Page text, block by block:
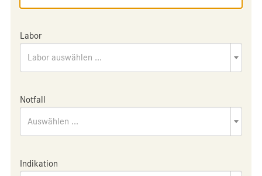
Labor
Labor auswählen ...
Notfall
Auswählen ...
Indikation